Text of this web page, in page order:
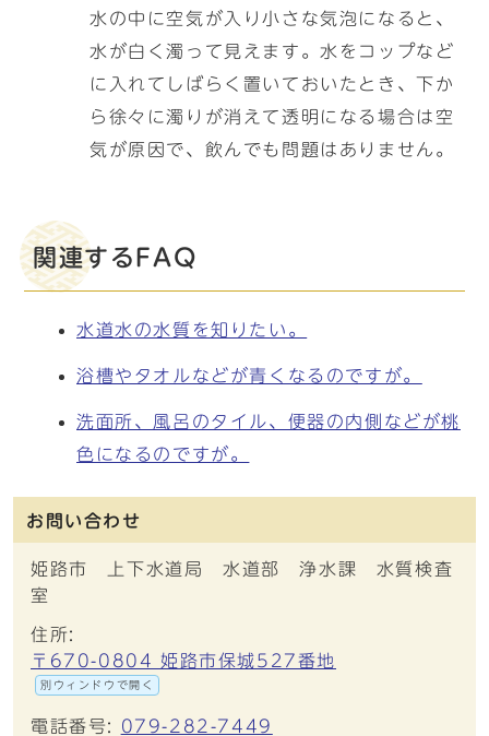
水の中に空気が入り小さな気泡になると、
水が白く濁って見えます。水をコップなど
に入れてしばらく置いておいたとき、下か
ら徐々に濁りが消えて透明になる場合は空
気が原因で、飲んでも問題はありません。
関連するFAQ
水道水の水質を知りたい。
浴槽やタオルなどが青くなるのですが。
洗面所、風呂のタイル、便器の内側などが桃
色になるのですが。
お問い合わせ
姫路市 上下水道局 水道部 浄水課 水質検査
室
住所:
〒670-0804 姫路市保城527番地
別ウィンドウで開く
電話番号: 079-282-7449